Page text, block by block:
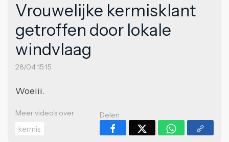
Vrouwelijke kermisklant
getroffen door lokale
windvlaag
28/04 15:15
Woeiii.
Meer video's over
kermis
Delen